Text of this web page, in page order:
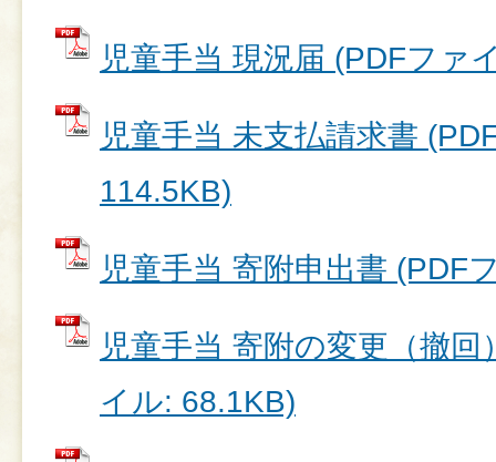
児童手当 現況届 (PDFファ
児童手当 未支払請求書
114.5KB)
児童手当 寄附申出書 (PDF
児童手当 寄附の変更（撤
イル: 68.1KB)